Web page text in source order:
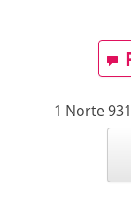
1 Norte